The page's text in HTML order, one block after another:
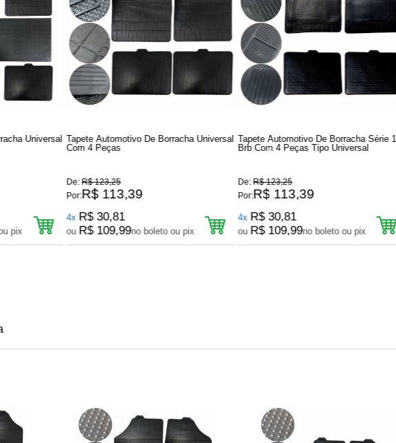
Universal
pix
Tapete Automotivo De Borracha Universal
Com 4 Peças
De:R$ 123,25
Por:R$ 113,39
4x R$ 30,81
ou R$ 109,99no boleto ou pix
Tapete Automotivo De Borracha Série 1
Brb Com 4 Peças Tipo Universal
De:R$ 123,25
Por:R$ 113,39
4x R$ 30,81
ou R$ 109,99no boleto ou pix